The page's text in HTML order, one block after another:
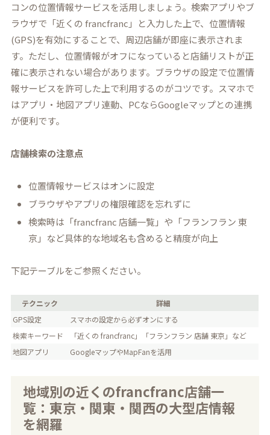
コンの位置情報サービスを活用しましょう。検索アプリやブ
ラウザで「近くの francfranc」と入力した上で、位置情報
(GPS)を有効にすることで、周辺店舗が即座に表示されま
す。ただし、位置情報がオフになっていると店舗リストが正
確に表示されない場合があります。ブラウザの設定で位置情
報サービスを許可した上で利用するのがコツです。スマホで
はアプリ・地図アプリ連動、PCならGoogleマップとの連携
が便利です。
店舗検索の注意点
位置情報サービスはオンに設定
ブラウザやアプリの権限確認を忘れずに
検索時は「francfranc 店舗一覧」や「フランフラン 東
京」など具体的な地域名も含めると精度が向上
下記テーブルをご参照ください。
テクニック
詳細
GPS設定
スマホの設定から必ずオンにする
検索キーワード
「近くの francfranc」「フランフラン 店舗 東京」など
地図アプリ
GoogleマップやMapFanを活用
地域別の近くのfrancfranc店舗一
覧：東京・関東・関西の大型店情報
を網羅